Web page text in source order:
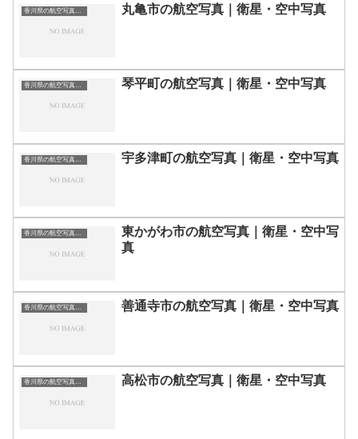
丸亀市の航空写真｜衛星・空中写真
琴平町の航空写真｜衛星・空中写真
宇多津町の航空写真｜衛星・空中写真
香川県の航空写真・空中写真
東かがわ市の航空写真｜衛星・空中写
真
香川県の航空写真・空中写真 善通寺市の航空写真｜衛星・空中写真
香川県の航空写真・空中写真 高松市の航空写真｜衛星・空中写真